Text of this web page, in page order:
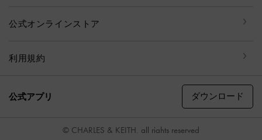
公式オンラインストア
利用規約
公式アプリ ダウンロード
© CHARLES & KEITH, all rights reserved